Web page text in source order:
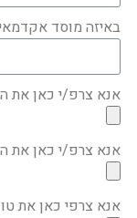
באיזה מוסד
אנא צרפ/י כאן את
אנא צרפ/י כאן את
אנא צרפי כאן את